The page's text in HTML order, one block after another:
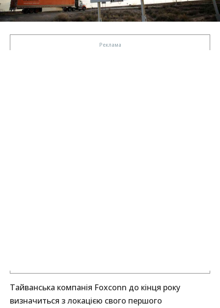
Тайванська компанія Foxconn до кінця року
визначиться з локацією свого першого